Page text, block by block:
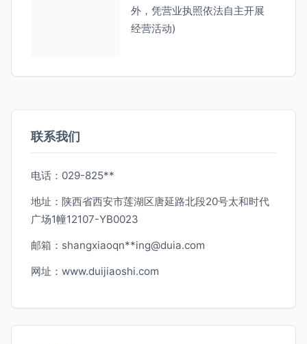
外，凭营业执照依法自主开展
经营活动)
联系我们
电话：029-825**
地址：陕西省西安市莲湖区唐延路北段20号太和时代
广场1幢12107-YB0023
邮箱：shangxiaoqn**ing@duia.com
网址： www.duijiaoshi.com